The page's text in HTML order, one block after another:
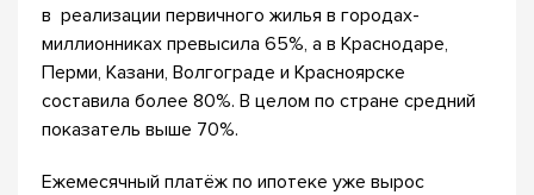
в реализации первичного жилья в городах-
миллионниках превысила 65%, а в Краснодаре,
Перми, Казани, Волгограде и Красноярске
составила более 80%. В целом по стране средний
показатель выше 70%.
Ежемесячный платёж по ипотеке уже вырос